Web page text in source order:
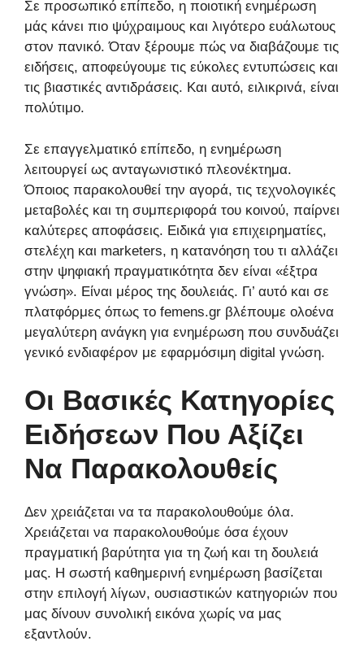
Σε προσωπικό επίπεδο, η ποιοτική ενημέρωση
μάς κάνει πιο ψύχραιμους και λιγότερο ευάλωτους
στον πανικό. Όταν ξέρουμε πώς να διαβάζουμε τις
ειδήσεις, αποφεύγουμε τις εύκολες εντυπώσεις και
τις βιαστικές αντιδράσεις. Και αυτό, ειλικρινά, είναι
πολύτιμο.
Σε επαγγελματικό επίπεδο, η ενημέρωση
λειτουργεί ως ανταγωνιστικό πλεονέκτημα.
Όποιος παρακολουθεί την αγορά, τις τεχνολογικές
μεταβολές και τη συμπεριφορά του κοινού, παίρνει
καλύτερες αποφάσεις. Ειδικά για επιχειρηματίες,
στελέχη και marketers, η κατανόηση του τι αλλάζει
στην ψηφιακή πραγματικότητα δεν είναι «έξτρα
γνώση». Είναι μέρος της δουλειάς. Γι’ αυτό και σε
πλατφόρμες όπως το femens.gr βλέπουμε ολοένα
μεγαλύτερη ανάγκη για ενημέρωση που συνδυάζει
γενικό ενδιαφέρον με εφαρμόσιμη digital γνώση.
Οι Βασικές Κατηγορίες
Ειδήσεων Που Αξίζει
Να Παρακολουθείς
Δεν χρειάζεται να τα παρακολουθούμε όλα.
Χρειάζεται να παρακολουθούμε όσα έχουν
πραγματική βαρύτητα για τη ζωή και τη δουλειά
μας. Η σωστή καθημερινή ενημέρωση βασίζεται
στην επιλογή λίγων, ουσιαστικών κατηγοριών που
μας δίνουν συνολική εικόνα χωρίς να μας
εξαντλούν.